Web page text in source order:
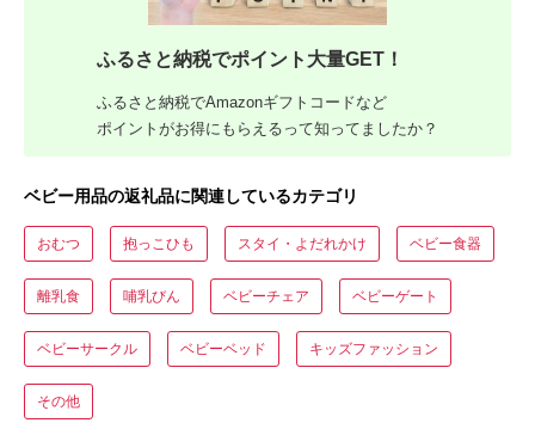
ふるさと納税でポイント大量GET！
ふるさと納税でAmazonギフトコードなど
ポイントがお得にもらえるって知ってましたか？
ベビー用品の返礼品に関連しているカテゴリ
おむつ 抱っこひも スタイ・よだれかけ ベビー食器
離乳食 哺乳びん ベビーチェア ベビーゲート
ベビーサークル ベビーベッド キッズファッション
その他